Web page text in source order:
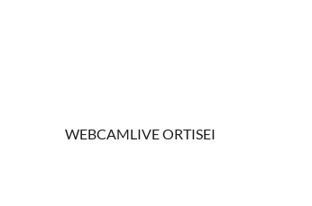
WEBCAMLIVE ORTISEI